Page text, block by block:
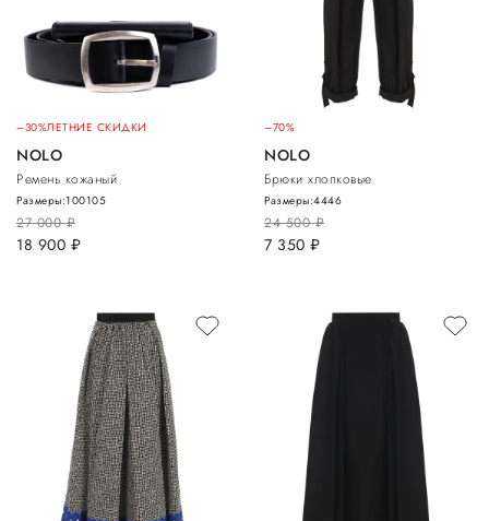
–30%ЛЕТНИЕ СКИДКИ
NOLO
Ремень кожаный
27 000руб.
18 900 руб.
Размеры:100105
–70%
NOLO
Брюки хлопковые
24 500руб.
7 350 руб.
Размеры:4446